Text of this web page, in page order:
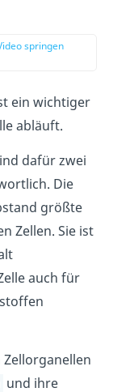
springen
ein wichtiger
abläuft.
dafür zwei
Die
größte
Zellen. Sie ist
auch für
Zellorganellen
und ihre